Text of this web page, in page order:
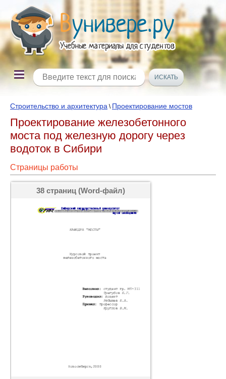
Строительство и архитектура \ Проектирование мостов
Проектирование железобетонного
моста под железную дорогу через
водоток в Сибири
Страницы работы
38 страниц (Word-файл)